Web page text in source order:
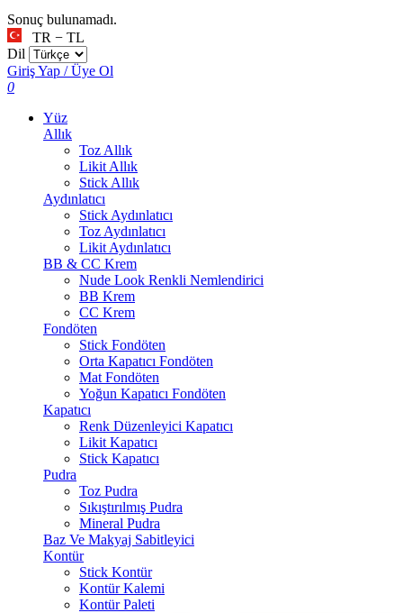
Sonuç bulunamadı.
TR − TL
Dil
Giriş Yap / Üye Ol
0
Yüz
Allık
Toz Allık
Likit Allık
Stick Allık
Aydınlatıcı
Stick Aydınlatıcı
Toz Aydınlatıcı
Likit Aydınlatıcı
BB & CC Krem
Nude Look Renkli Nemlendirici
BB Krem
CC Krem
Fondöten
Stick Fondöten
Orta Kapatıcı Fondöten
Mat Fondöten
Yoğun Kapatıcı Fondöten
Kapatıcı
Renk Düzenleyici Kapatıcı
Likit Kapatıcı
Stick Kapatıcı
Pudra
Toz Pudra
Sıkıştırılmış Pudra
Mineral Pudra
Baz Ve Makyaj Sabitleyici
Kontür
Stick Kontür
Kontür Kalemi
Kontür Paleti